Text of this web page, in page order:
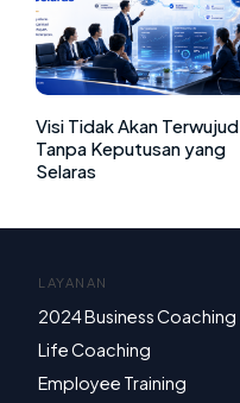
Visi Tidak Akan Terwujud
Tanpa Keputusan yang
Selaras
LAYANAN
2024 Business Coaching
Life Coaching
Employee Training